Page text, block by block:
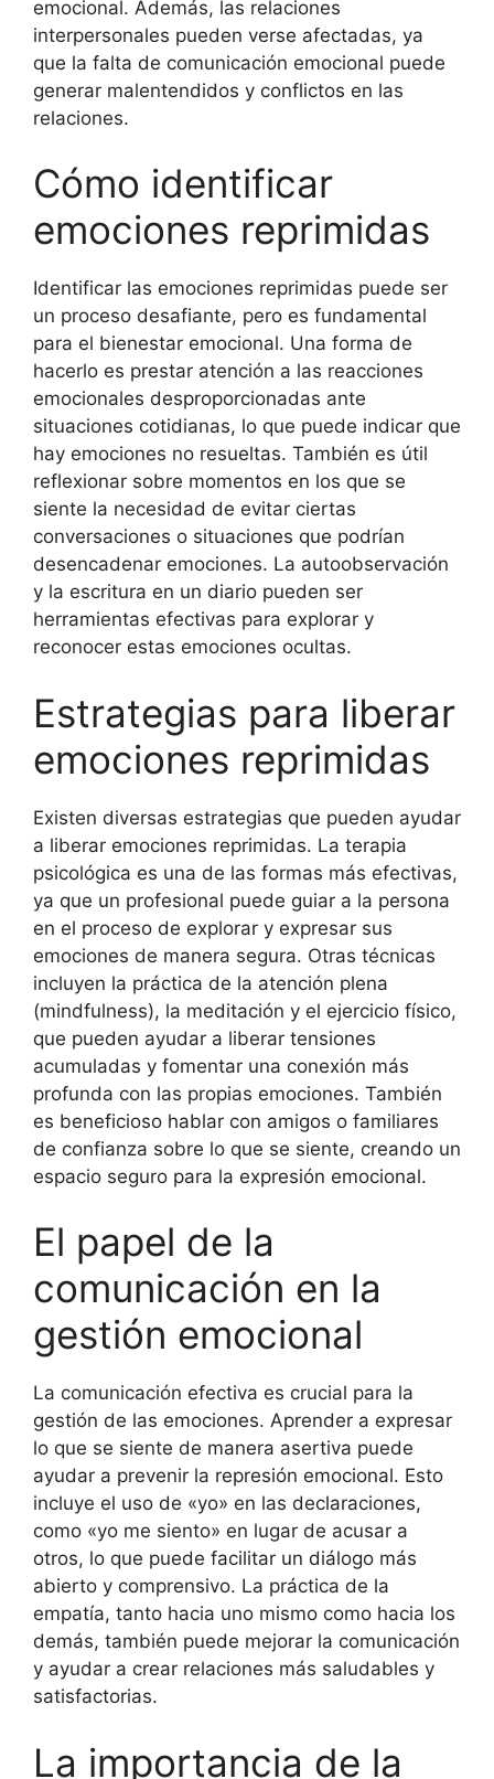
emocional. Además, las relaciones
interpersonales pueden verse afectadas, ya
que la falta de comunicación emocional puede
generar malentendidos y conflictos en las
relaciones.
Cómo identificar
emociones reprimidas
Identificar las emociones reprimidas puede ser
un proceso desafiante, pero es fundamental
para el bienestar emocional. Una forma de
hacerlo es prestar atención a las reacciones
emocionales desproporcionadas ante
situaciones cotidianas, lo que puede indicar que
hay emociones no resueltas. También es útil
reflexionar sobre momentos en los que se
siente la necesidad de evitar ciertas
conversaciones o situaciones que podrían
desencadenar emociones. La autoobservación
y la escritura en un diario pueden ser
herramientas efectivas para explorar y
reconocer estas emociones ocultas.
Estrategias para liberar
emociones reprimidas
Existen diversas estrategias que pueden ayudar
a liberar emociones reprimidas. La terapia
psicológica es una de las formas más efectivas,
ya que un profesional puede guiar a la persona
en el proceso de explorar y expresar sus
emociones de manera segura. Otras técnicas
incluyen la práctica de la atención plena
(mindfulness), la meditación y el ejercicio físico,
que pueden ayudar a liberar tensiones
acumuladas y fomentar una conexión más
profunda con las propias emociones. También
es beneficioso hablar con amigos o familiares
de confianza sobre lo que se siente, creando un
espacio seguro para la expresión emocional.
El papel de la
comunicación en la
gestión emocional
La comunicación efectiva es crucial para la
gestión de las emociones. Aprender a expresar
lo que se siente de manera asertiva puede
ayudar a prevenir la represión emocional. Esto
incluye el uso de «yo» en las declaraciones,
como «yo me siento» en lugar de acusar a
otros, lo que puede facilitar un diálogo más
abierto y comprensivo. La práctica de la
empatía, tanto hacia uno mismo como hacia los
demás, también puede mejorar la comunicación
y ayudar a crear relaciones más saludables y
satisfactorias.
La importancia de la